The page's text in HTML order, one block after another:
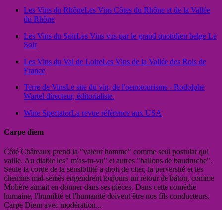
Les Vins du RhôneLes Vins Côtes du Rhône et de la Vallée
du Rhône
Les Vins du SoirLes Vins vus par le grand quotidien belge Le
Soir
Les Vins du Val de LoireLes Vins de la Vallée des Rois de
France
Terre de VinsLe site du vin, de l'oenotourisme - Rodolphe
Wartel directeur, éditorialiste.
Wine SpectatorLa revue référence aux USA
Carpe diem
Côté Châteaux prend la "valeur homme" comme seul postulat qui
vaille. Au diable les" m'as-tu-vu" et autres "ballons de baudruche".
Seule la corde de la sensibilité a droit de citer, la perversité et les
chemins mal-semés engendrent toujours un retour de bâton, comme
Molière aimait en donner dans ses pièces. Dans cette comédie
humaine, l'humilité et l'humanité doivent être nos fils conducteurs.
Carpe Diem avec modération...